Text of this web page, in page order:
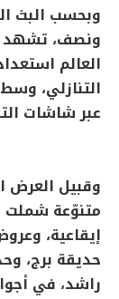
وبحسب البث
ونصف، تشهد
العالم
التنازلي،
عبر شاشات
وقبيل العرض
متنوّعة شملت
إيقاعية،
حديقة برج،
راشد، في